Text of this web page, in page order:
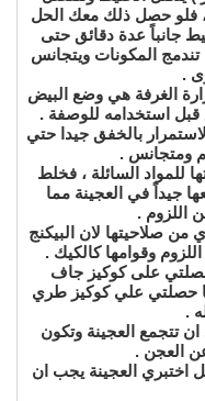
، فلو حصل ذلك معك الحل
جانباً عدة دقائق حتى
المكونات ويتجانس
.
الغرفة هي وضع البيض
قبل استخدامه للوصفة .
بالخفق جيدا حتي
ومتجانس .
للمواد السائلة ، فخلط
جيداً في العجينة مما
اللزوم .
من صلاحيتها لان البيكنج
وقوامها كالكيك .
حصلتي على كوكيز جاف
حصلتي علي كوكيز طري
.
ان تتجمع العجينة وتكون
العجن .
اختبري العجينة يجب ان